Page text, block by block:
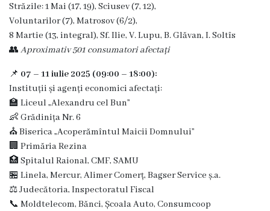
Plăți
salariale
încasate
Întreprinderi
subordonate
Grădinița
nr.1
,,Leagănul
copilăriei”
Străzile: 1 Mai (17, 19), Sciusev (7, 12),
Voluntarilor (7), Matrosov (6/2),
8 Martie (13, integral), Sf. Ilie, V. Lupu, B. Glăvan, I. Soltîs
👥 Aproximativ 501 consumatori afectați
📌 07 – 11 iulie 2025 (09:00 – 18:00):
Instituții și agenți economici afectați:
🏫 Liceul „Alexandru cel Bun”
👶 Grădinița Nr. 6
⛪ Biserica „Acoperămîntul Maicii Domnului”
🏢 Primăria Rezina
🏥 Spitalul Raional, CMF, SAMU
🏪 Linela, Mercur, Alimer Comerț, Bagser Service ș.a.
⚖️ Judecătoria, Inspectoratul Fiscal
📞 Moldtelecom, Bănci, Școala Auto, Consumcoop